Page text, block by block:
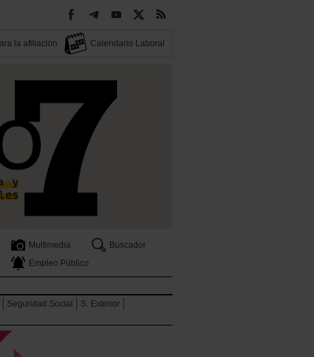
la afiliación Calendario Laboral
Multimedia
Buscador
Empleo Público
Seguridad Social
S. Exterior